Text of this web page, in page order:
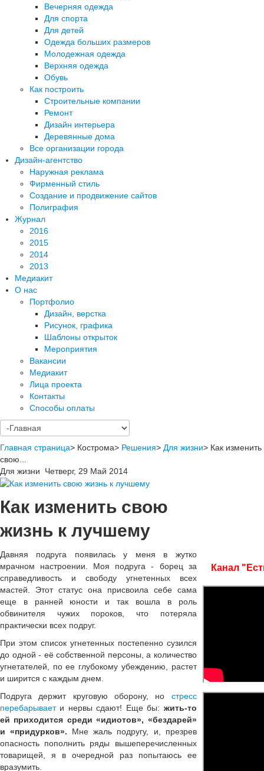
Вечерняя одежда
Для спорта
Для детей
Одежда больших размеров
Молодежная одежда
Верхняя одежда
Обувь
Как построить
Строительные компании
Ремонт
Дизайн интерьера
Деревянные дома
Все организации города
Дизайн-агентство
Наружная реклама
Фирменный стиль
Создание и продвижение сайтов
Полиграфия
Журнал
2016
2015
2014
2013
Медиакит
О нас
Портфолио
Дизайн, верстка
Рисунок, графика
Шаблоны открыток
Мероприятия
Вакансии
Медиакит
Лица проекта
Контакты
Способы оплаты
Главная страница> Кострома> Решения> Для жизни> Как изменить
свою...
Для жизни
Четверг, 29 Май 2014
Как изменить свою
жизнь к лучшему
Давняя подруга появилась у меня в жутко
мрачном настроении. Моя подруга - борец за
справедливость и свободу угнетенных всех
мастей. Этот статус она присвоила себе сама
еще в ранней юности и так вошла в роль
обвинителя чужих пороков, что потеряла
практически всех подруг.
При этом список угнетенных постепенно сузился
до одной - её собственной персоны, а количество
угнетателей, по ее глубокому убеждению, растет
и ширится с каждым днем.
Подруга держит круговую оборону, но стресс
перебарываети нервы сдают! Еще бы: жить-то
ей приходится среди «идиотов», «бездарей»
и «придурков». Мне жаль подругу, и, презрев
опасность пополнить ряды вышеперечисленных
товарищей, я в очередной раз попытаюсь ее
вразумить.
Канал